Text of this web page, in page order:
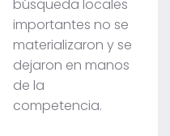
búsqueda locales
importantes no se
materializaron y se
dejaron en manos
de la
competencia.